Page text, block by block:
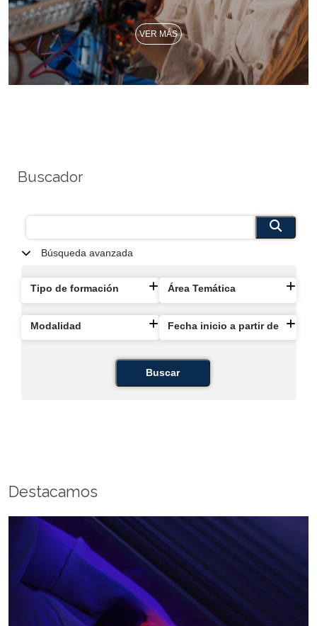
VER MÁS
Buscador
Búsqueda avanzada
Tipo de formación Área Temática
Modalidad Fecha inicio a partir de
Buscar
Destacamos